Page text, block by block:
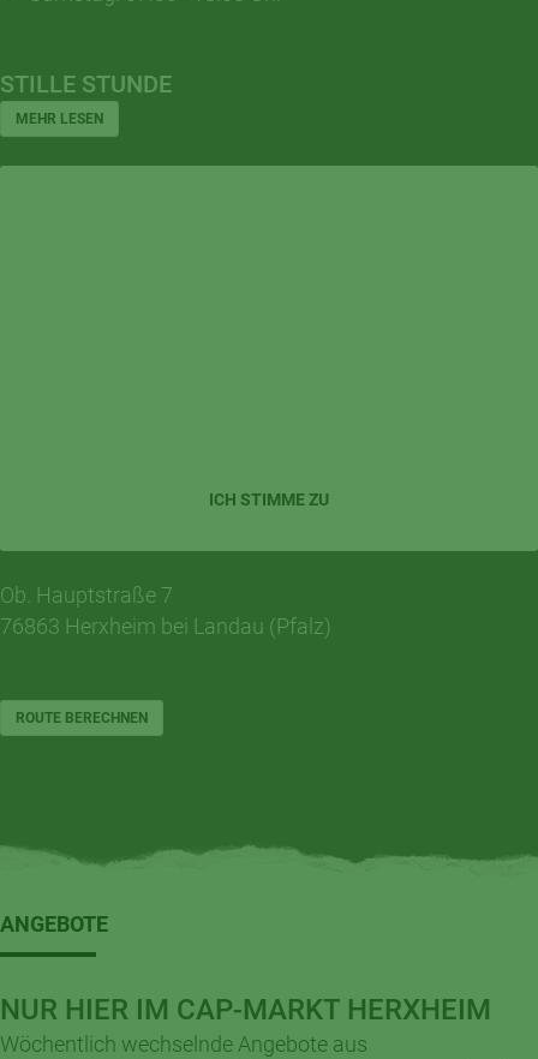
STILLE STUNDE
MEHR LESEN
ICH STIMME ZU
Ob. Hauptstraße 7
76863 Herxheim bei Landau (Pfalz)
ROUTE BERECHNEN
ANGEBOTE
NUR HIER IM CAP-MARKT HERXHEIM
Wöchentlich wechselnde Angebote aus